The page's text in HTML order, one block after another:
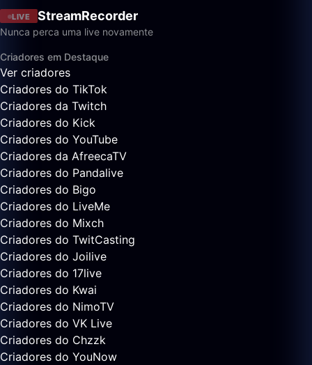
LIVE StreamRecorder
Nunca perca uma live novamente
Criadores em Destaque
Ver criadores
Criadores do TikTok
Criadores da Twitch
Criadores do Kick
Criadores do YouTube
Criadores da AfreecaTV
Criadores do Pandalive
Criadores do Bigo
Criadores do LiveMe
Criadores do Mixch
Criadores do TwitCasting
Criadores do Joilive
Criadores do 17live
Criadores do Kwai
Criadores do NimoTV
Criadores do VK Live
Criadores do Chzzk
Criadores do YouNow